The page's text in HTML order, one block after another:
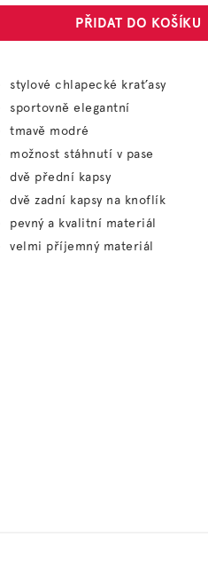
PŘIDAT DO KOŠÍKU
stylové chlapecké kraťasy
sportovně elegantní
tmavě modré
možnost stáhnutí v pase
dvě přední kapsy
dvě zadní kapsy na knoflík
pevný a kvalitní materiál
velmi příjemný materiál